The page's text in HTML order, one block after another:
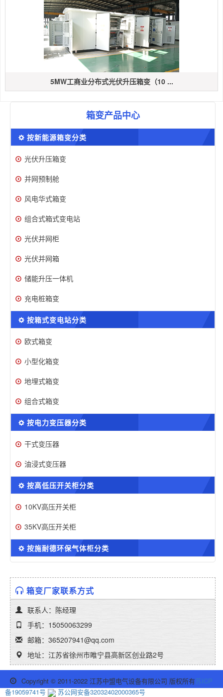
5MW工商业分布式光伏升压箱变（10 ...
箱变产品中心
按新能源箱变分类
光伏升压箱变
并网预制舱
风电华式箱变
组合式箱式变电站
光伏并网柜
光伏并网箱
储能升压一体机
充电桩箱变
按箱式变电站分类
欧式箱变
小型化箱变
地埋式箱变
组合式箱变
按电力变压器分类
干式变压器
油浸式变压器
按高低压开关柜分类
10KV高压开关柜
35KV高压开关柜
按施耐德环保气体柜分类
箱变厂家联系方式
联系人：陈经理
手机：15050063299
邮箱：365207941@qq.com
地址：江苏省徐州市睢宁县高新区创业路2号
Copyright © 2011-2022 江苏中盟电气设备有限公司 版权所有苏ICP
备19059741号
苏公网安备32032402000365号